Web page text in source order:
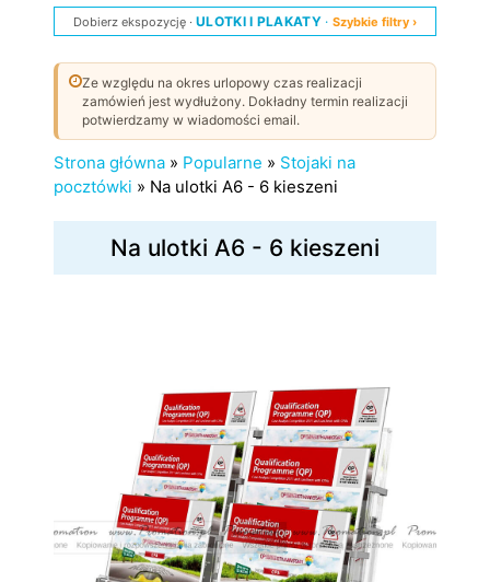
Dobierz ekspozycję ULOTKI I PLAKATY Szybkie filtry ›
Ze względu na okres urlopowy czas realizacji
zamówień jest wydłużony. Dokładny termin realizacji
potwierdzamy w wiadomości email.
Strona główna » Popularne » Stojaki na
pocztówki » Na ulotki A6 - 6 kieszeni
Na ulotki A6 - 6 kieszeni